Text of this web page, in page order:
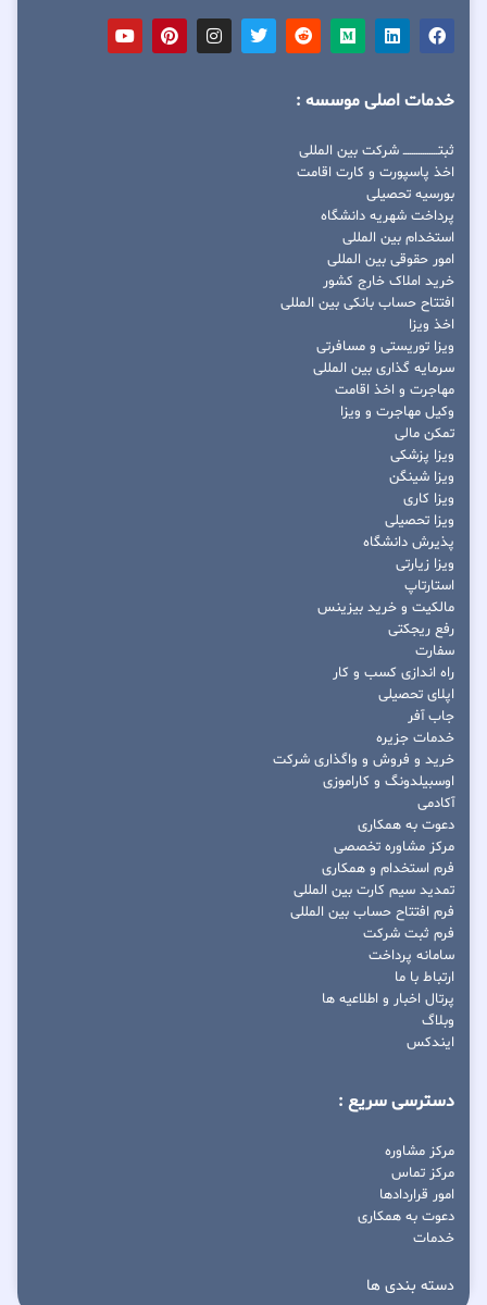
خدمات اصلی موسسه :
ثبتــــــــــــــــ شرکت بین المللی
اخذ پاسپورت و کارت اقامت
بورسیه تحصیلی
پرداخت شهریه دانشگاه
استخدام بین المللی
امور حقوقی بین المللی
خرید املاک خارج کشور
افتتاح حساب بانکی بین المللی
اخذ ویزا
ویزا توریستی و مسافرتی
سرمایه گذاری بین المللی
مهاجرت و اخذ اقامت
وکیل مهاجرت و ویزا
تمکن مالی
ویزا پزشکی
ویزا شینگن
ویزا کاری
ویزا تحصیلی
پذیرش دانشگاه
ویزا زیارتی
استارتاپ
مالکیت و خرید بیزینس
رفع ریجکتی
سفارت
راه اندازی کسب و کار
اپلای تحصیلی
جاب آفر
خدمات جزیره
خرید و فروش و واگذاری شرکت
اوسبیلدونگ و کاراموزی
آکادمی
دعوت به همکاری
مرکز مشاوره تخصصی
فرم استخدام و همکاری
تمدید سیم کارت بین المللی
فرم افتتاح حساب بین المللی
فرم ثبت شرکت
سامانه پرداخت
ارتباط با ما
پرتال اخبار و اطلاعیه ها
وبلاگ
ایندکس
دسترسی سریع :
مرکز مشاوره
مرکز تماس
امور قراردادها
دعوت به همکاری
خدمات
دسته بندی ها